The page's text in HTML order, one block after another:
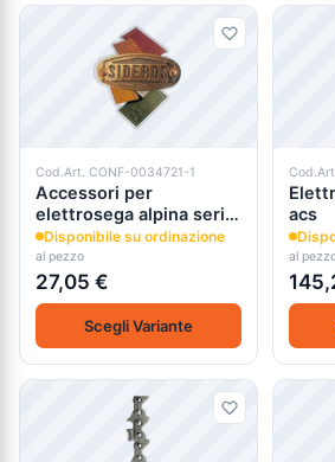
Prodotti
Cod.Art. CONF-0034721-1
Accessori per
elettrosega alpina serie
acs
Disponibile su ordinazione
al pezzo
27,05 €
Scegli Variante
acs
al